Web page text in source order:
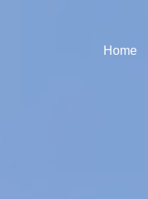
Home